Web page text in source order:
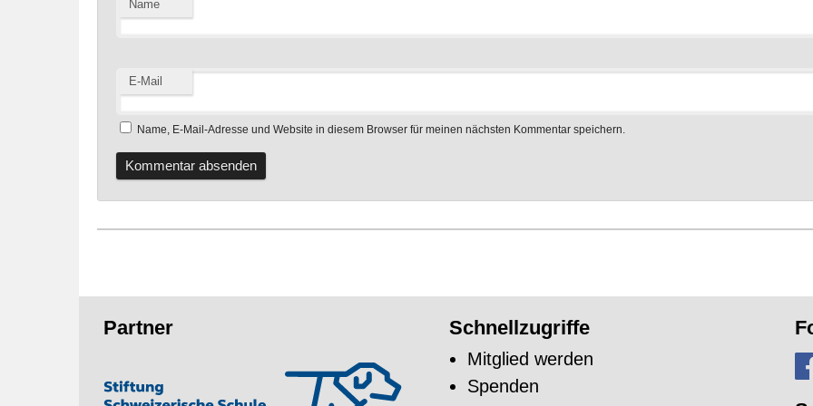
Name
E-Mail
Name, E-Mail-Adresse und Website in diesem Browser für meinen nächsten Kommentar speichern.
Schnellzugriffe
Mitglied werden
Spenden
Partner